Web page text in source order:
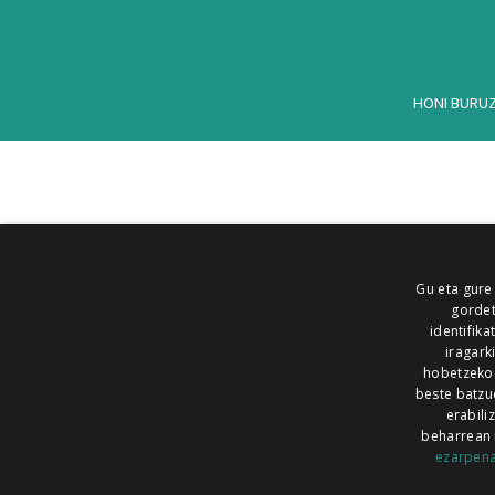
HONI BURUZ
ALEA
Gu eta
hobetzeko.
beste